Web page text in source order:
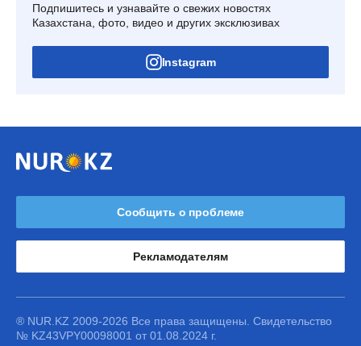
Подпишитесь и узнавайте о свежих новостях
Казахстана, фото, видео и других эксклюзивах
Instagram
Сообщить о проблеме
Рекламодателям
® NUR.KZ 2009-2026 Все права защищены. Свидетельство
№ KZ43VPY00098001 от 01.08.2024 г.